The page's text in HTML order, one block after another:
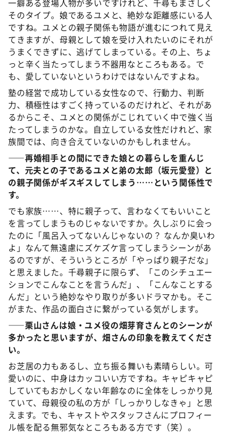
一癖ある登場人物が多いですけれど、千尋もまさしく
そのタイプ。娘であるユメと、絶妙な距離感にいる人
ですね。ユメとの親子関係も物語が進むにつれて見え
てきますが、母親として娘を受け入れたいのにそれが
うまくできずに、逃げてしまっている。その上、ちょ
っと辛く当たってしまう不器用なところもある。で
も、愛していないというわけではないんですよね。
塾の経営で成功している女性なので、行動力、判断
力、積極性はすごく持っているのだけれど、それがあ
るからこそ、ユメとの関係がこじれていく中で強く当
たってしまうのかな。自立している女性だけれど、家
族間では、向き合えていないのかもしれません。
――再婚相手との間にできた娘との暮らしを重んじ
て、元夫との子であるユメと弟の太郎（坂元愛登）と
の親子関係がギスギスしてしまう……という関係性で
す。
でも家族……、特に親子って、言わなくてもいいこと
を言ってしまうものじゃないですか。久しぶりに会っ
たのに「風呂入ってないんじゃないの？ なんか臭いわ
よ」なんて無遠慮にズケズケ言ってしまうシーンがあ
るのですが、そういうところが「やっぱり親子だな」
と思えました。千尋親子に限らず、「このシチュエー
ションでこんなことを言うんだ」、「こんなことする
んだ」という絶妙なやり取りが多いドラマかも。そこ
がまた、作品の面白さに繋がっている気がします。
――栗山さんは娘・ユメ役の畑芽育さんとのシーンが
多かったと思いますが、畑さんの印象を教えてくださ
い。
お芝居の力もあるし、立ち振る舞いも素晴らしい。可
愛いのに、中身はカッコいい方ですね。キャピキャピ
していてもおかしくない年齢なのに全体をしっかり見
ていて、母親役の私の方が「しっかりしなきゃ」と思
えます。でも、キャストやスタッフさんにプロフィー
ル帳を配る無邪気なところもある方です（笑）。